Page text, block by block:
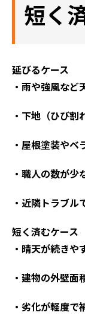
短く
延びるケース
・雨や強風など
・下地（ひび割
・屋根塗装やベ
・職人の数が少
・近隣トラブル
短く済むケース
・晴天が続きや
・建物の外壁面
・劣化が軽度で